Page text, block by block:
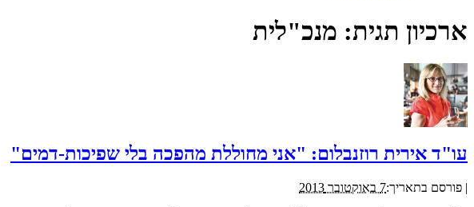
ארכיון תגית: מנכ"לית
עו"ד אירית רוזנבלום: "אני מחוללת מהפכה בלי שפיכות-דמים"
| פורסם בתאריך:7 באוקטובר 2013